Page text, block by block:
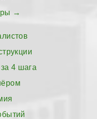
4 шага